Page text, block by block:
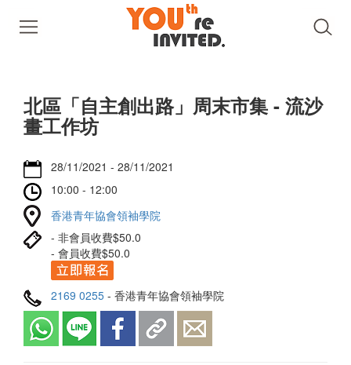
北區「自主創出路」周末市集 - 流沙
畫工作坊
28/11/2021 - 28/11/2021
10:00 - 12:00
香港青年協會領袖學院
- 非會員收費$50.0
- 會員收費$50.0
2169 0255 - 香港青年協會領袖學院